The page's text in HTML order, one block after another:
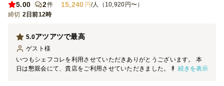
5.00
2件 15,240 円/人（10,920円〜）
締切 2日前12時
アツアツで最高
5.0
ゲスト 様
いつもシェフコレを利用させていただきありがとうございます。 本
日は懇親会にて、貴店をご利用させていただきました。 料理の見た
続きを表示